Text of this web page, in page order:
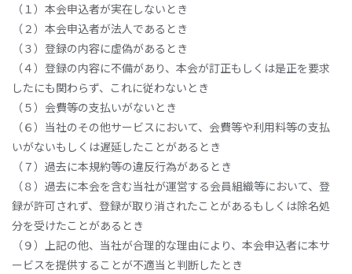
（１）本会申込者が実在しないとき
（２）本会申込者が法人であるとき
（３）登録の内容に虚偽があるとき
（４）登録の内容に不備があり、本会が訂正もしくは是正を要求
したにも関わらず、これに従わないとき
（５）会費等の支払いがないとき
（６）当社のその他サービスにおいて、会費等や利用料等の支払
いがないもしくは遅延したことがあるとき
（７）過去に本規約等の違反行為があるとき
（８）過去に本会を含む当社が運営する会員組織等において、登
録が許可されず、登録が取り消されたことがあるもしくは除名処
分を受けたことがあるとき
（９）上記の他、当社が合理的な理由により、本会申込者に本サ
ービスを提供することが不適当と判断したとき